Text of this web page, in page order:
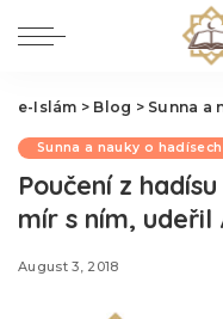
e-Islám > Blog > Sunna a
Sunna a nauky o hadísech
Poučení z
mír s ním, udeřil
August 3, 2018